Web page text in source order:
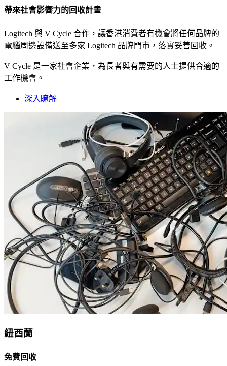
帶來社會影響力的回收計畫
Logitech 與 V Cycle 合作，讓香港消費者有機會將任何品牌的
電腦周邊設備送至多家 Logitech 品牌門市，落實妥善回收。
V Cycle 是一家社會企業，為長者與有需要的人士提供合適的
工作機會。
深入瞭解
紐西蘭
免費回收